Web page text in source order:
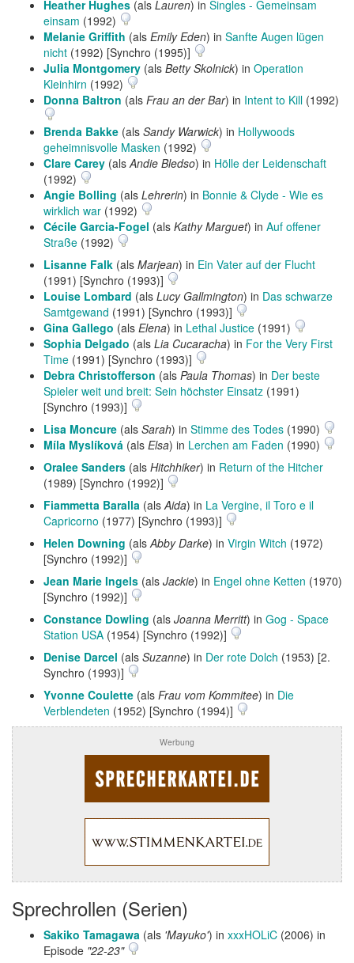
Heather Hughes (als Lauren) in Singles - Gemeinsam
einsam (1992)
Melanie Griffith (als Emily Eden) in Sanfte Augen lügen
nicht (1992) [Synchro (1995)]
Julia Montgomery (als Betty Skolnick) in Operation
Kleinhirn (1992)
Donna Baltron (als Frau an der Bar) in Intent to Kill (1992)
Brenda Bakke (als Sandy Warwick) in Hollywoods
geheimnisvolle Masken (1992)
Clare Carey (als Andie Bledso) in Hölle der Leidenschaft
(1992)
Angie Bolling (als Lehrerin) in Bonnie & Clyde - Wie es
wirklich war (1992)
Cécile Garcia-Fogel (als Kathy Marguet) in Auf offener
Straße (1992)
Lisanne Falk (als Marjean) in Ein Vater auf der Flucht
(1991) [Synchro (1993)]
Louise Lombard (als Lucy Gallmington) in Das schwarze
Samtgewand (1991) [Synchro (1993)]
Gina Gallego (als Elena) in Lethal Justice (1991)
Sophia Delgado (als Lia Cucaracha) in For the Very First
Time (1991) [Synchro (1993)]
Debra Christofferson (als Paula Thomas) in Der beste
Spieler weit und breit: Sein höchster Einsatz (1991)
[Synchro (1993)]
Lisa Moncure (als Sarah) in Stimme des Todes (1990)
Míla Myslíková (als Elsa) in Lerchen am Faden (1990)
Oralee Sanders (als Hitchhiker) in Return of the Hitcher
(1989) [Synchro (1992)]
Fiammetta Baralla (als Aida) in La Vergine, il Toro e il
Capricorno (1977) [Synchro (1993)]
Helen Downing (als Abby Darke) in Virgin Witch (1972)
[Synchro (1992)]
Jean Marie Ingels (als Jackie) in Engel ohne Ketten (1970)
[Synchro (1992)]
Constance Dowling (als Joanna Merritt) in Gog - Space
Station USA (1954) [Synchro (1992)]
Denise Darcel (als Suzanne) in Der rote Dolch (1953) [2.
Synchro (1993)]
Yvonne Coulette (als Frau vom Kommitee) in Die
Verblendeten (1952) [Synchro (1994)]
Werbung
Sprechrollen (Serien)
Sakiko Tamagawa (als 'Mayuko') in xxxHOLiC (2006) in
Episode "22-23"